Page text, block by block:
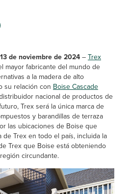
de noviembre de 2024–Trex
mayor fabricante del mundo de
a la madera de alto
su relación con Boise Cascade
nacional de productos de
Trex será la única marca de
y barandillas de terraza
las ubicaciones de Boise que
de Trex en todo el país, incluida la
Trex que Boise está obteniendo
circundante.